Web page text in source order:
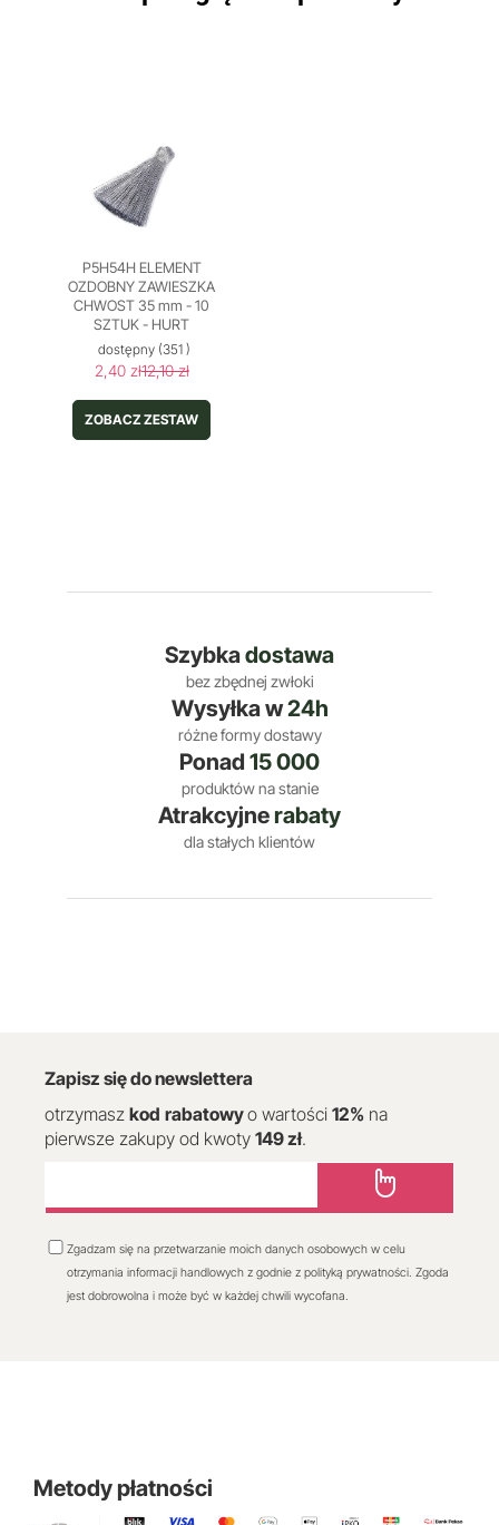
P5H54H ELEMENT
OZDOBNY ZAWIESZKA
CHWOST 35 mm - 10
SZTUK - HURT
dostępny (351 )
2,40 zł12,10 zł
ZOBACZ ZESTAW
Szybkadostawa
bez zbędnej zwłoki
Wysyłka w24h
różne formy dostawy
Ponad 15 000
produktów na stanie
Atrakcyjnerabaty
dla stałych klientów
Zapisz się do newslettera
otrzymasz kod rabatowyo wartości 12% na
pierwsze zakupy od kwoty 149 zł.
Zgadzam się na przetwarzanie moich danych osobowych w celu
otrzymania informacji handlowych z godnie z polityką prywatności. Zgoda
jest dobrowolna i może być w każdej chwili wycofana.
Metody płatności